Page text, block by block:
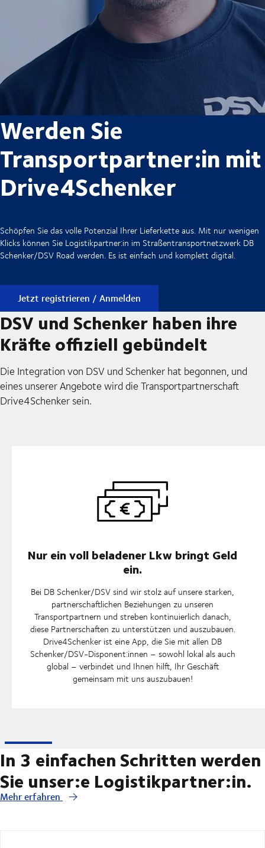
Werden Sie
Transportpartner:in mit
Drive4Schenker
Schöpfen Sie das volle Potenzial Ihrer Lieferkette aus. Mit nur wenigen
Klicks können Sie Logistikpartner:in im Straßentransportnetzwerk DB
Schenker/DSV Road werden. Es ist einfach und komplett digital.
Jetzt registrieren / Anmelden
DSV und Schenker haben ihre
Kräfte offiziell gebündelt
Die Integration von DSV und Schenker hat begonnen, und
eines unserer Angebote wird die Transportpartnerschaft
Drive4Schenker sein.
Nur ein voll beladener Lkw bringt Geld
ein.
Bei DB Schenker/DSV sind wir stolz auf unsere starken,
partnerschaftlichen Beziehungen zu unseren
Transportpartnern und streben kontinuierlich danach,
diese Partnerschaften zu unterstützen und auszubauen.
Drive4Schenker ist eine App, die Sie mit allen DB
Schenker/DSV-Disponent:innen – sowohl lokal als auch
global – verbindet und Ihnen hilft, Ihr Geschäft
gemeinsam mit uns auszubauen!
In 3 einfachen Schritten werden
Sie unser:e Logistikpartner:in.
Mehr erfahren